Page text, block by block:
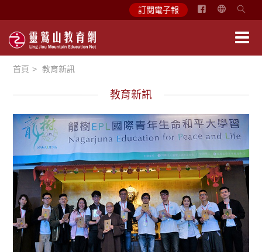
訂閱電子報
简
首頁 教育新訊
教育新訊
最新消息